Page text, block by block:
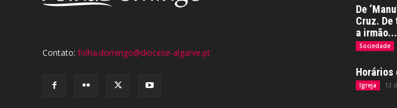
Contato: folha.domingo@diocese-algarve.pt
De
Cruz.
a irmão...
Sociedade
Horários
Igreja 13